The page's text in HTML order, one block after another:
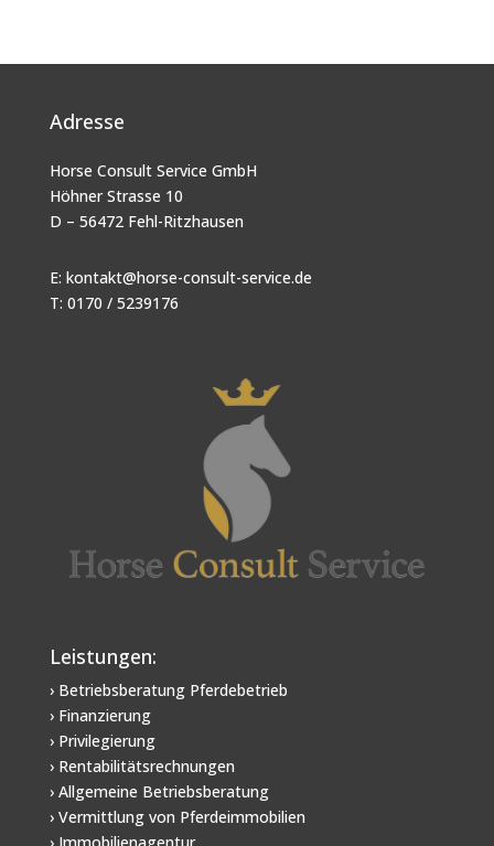
Adresse
Horse Consult Service GmbH
Höhner Strasse 10
D – 56472 Fehl-Ritzhausen
E: kontakt@horse-consult-service.de
T: 0170 / 5239176
Leistungen:
› Betriebsberatung Pferdebetrieb
› Finanzierung
› Privilegierung
› Rentabilitätsrechnungen
› Allgemeine Betriebsberatung
› Vermittlung von Pferdeimmobilien